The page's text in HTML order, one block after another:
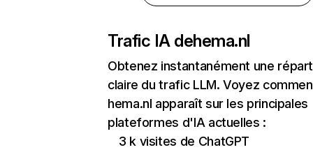
Trafic IA dehema.nl
Obtenez instantanément une
claire du trafic LLM. Voyez
hema.nl apparaît sur les principales
plateformes d'IA actuelles :
3 k visites de ChatGPT